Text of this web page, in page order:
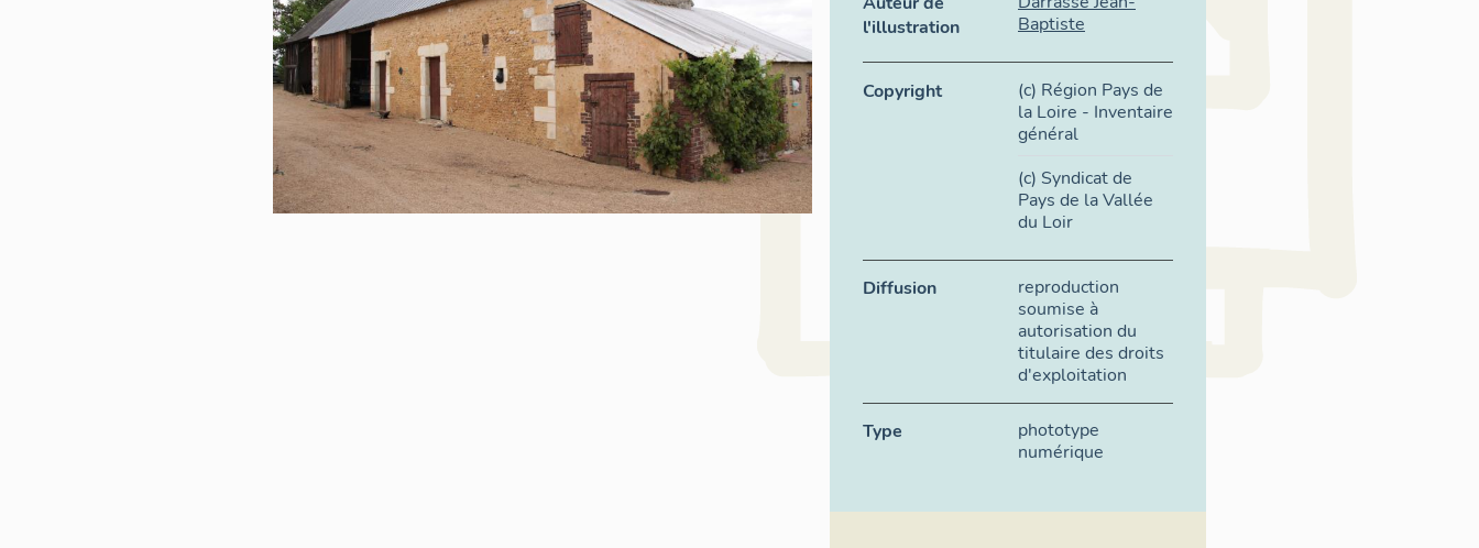
l'illustration
Baptiste
Copyright
(c) Région Pays de
la Loire - Inventaire
général
(c) Syndicat de
Pays de la Vallée
du Loir
Diffusion
reproduction
soumise à
autorisation du
titulaire des droits
d'exploitation
Type
phototype
numérique